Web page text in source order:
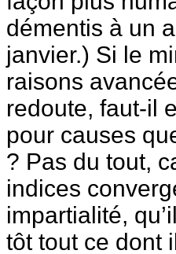
démentis à un
janvier.) Si le
raisons
redoute, faut-il
pour causes
? Pas du tout,
indices
impartialité,
tôt tout ce dont